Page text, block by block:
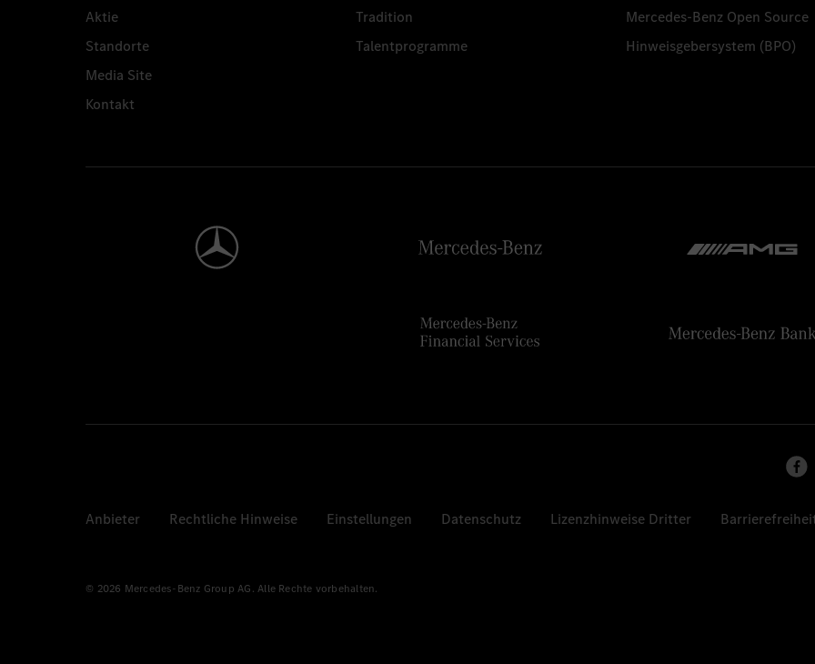
Aktie
Standorte
Media Site
Kontakt
Tradition
Talentprogramme
Mercedes-Benz Open Source
Hinweisgebersystem (BPO)
Anbieter Rechtliche Hinweise Einstellungen Datenschutz Lizenzhinweise Dritter
© 2026 Mercedes-Benz Group AG. Alle Rechte vorbehalten.